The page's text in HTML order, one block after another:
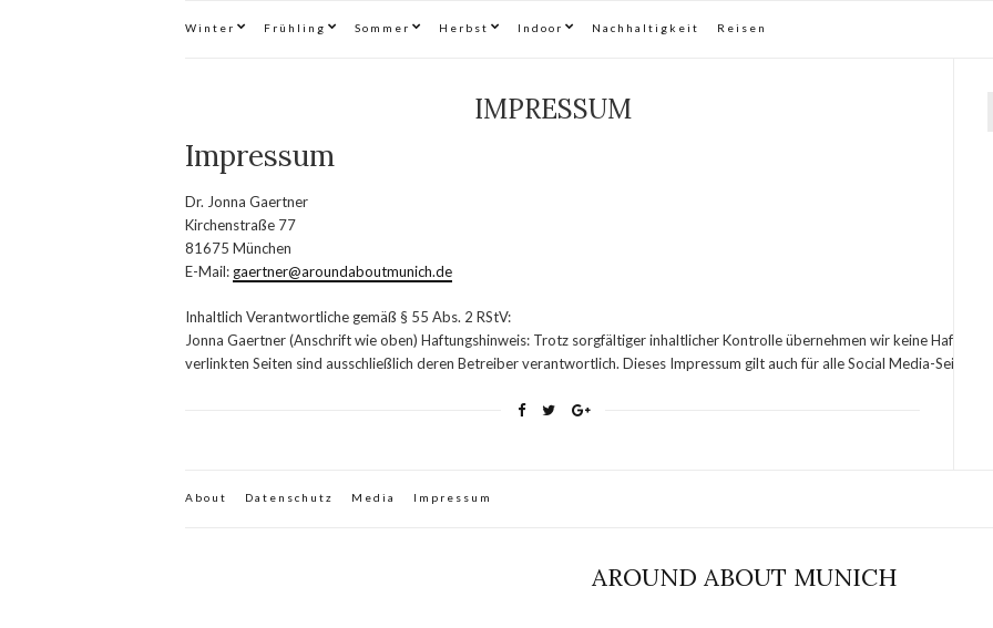
Winter Frühling Sommer Herbst Indoor Nachhaltigkeit Reisen
IMPRESSUM
Impressum
Dr. Jonna Gaertner
Kirchenstraße 77
81675 München
E-Mail: gaertner@aroundaboutmunich.de
Inhaltlich Verantwortliche gemäß § 55 Abs. 2 RStV:
Jonna Gaertner (Anschrift wie oben) Haftungshinweis: Trotz sorgfältiger inhaltlicher Kontrolle übernehmen wir keine Haftung
verlinkten Seiten sind ausschließlich deren Betreiber verantwortlich. Dieses Impressum gilt auch für alle Social Media-Seiten
About Datenschutz Media Impressum
AROUND ABOUT MUNICH